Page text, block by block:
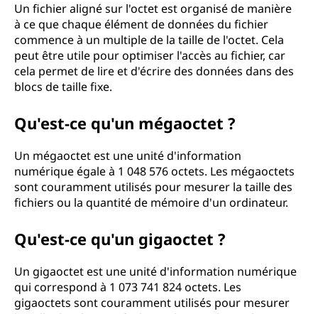
Un fichier aligné sur l'octet est organisé de manière
à ce que chaque élément de données du fichier
commence à un multiple de la taille de l'octet. Cela
peut être utile pour optimiser l'accès au fichier, car
cela permet de lire et d'écrire des données dans des
blocs de taille fixe.
Qu'est-ce qu'un mégaoctet ?
Un mégaoctet est une unité d'information
numérique égale à 1 048 576 octets. Les mégaoctets
sont couramment utilisés pour mesurer la taille des
fichiers ou la quantité de mémoire d'un ordinateur.
Qu'est-ce qu'un gigaoctet ?
Un gigaoctet est une unité d'information numérique
qui correspond à 1 073 741 824 octets. Les
gigaoctets sont couramment utilisés pour mesurer